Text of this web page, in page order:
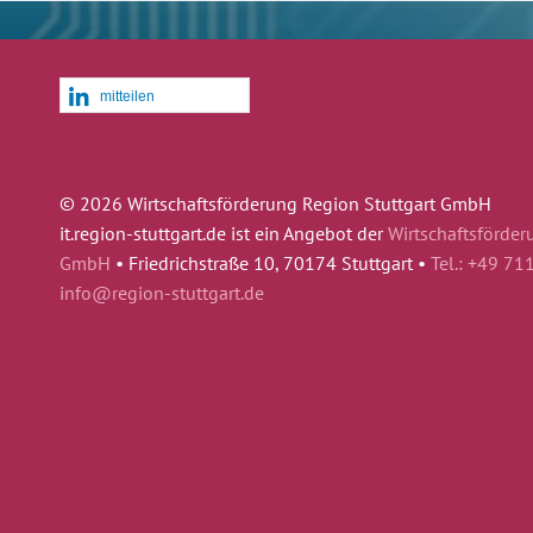
mitteilen
© 2026 Wirtschaftsförderung Region Stuttgart GmbH
it.region-stuttgart.de ist ein Angebot der
GmbH • Friedrichstraße 10, 70174 Stuttgart • Tel.: +49
info@region-stuttgart.de